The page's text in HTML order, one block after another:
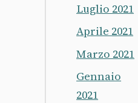
Luglio 2021
Aprile 2021
Marzo 2021
Gennaio
2021